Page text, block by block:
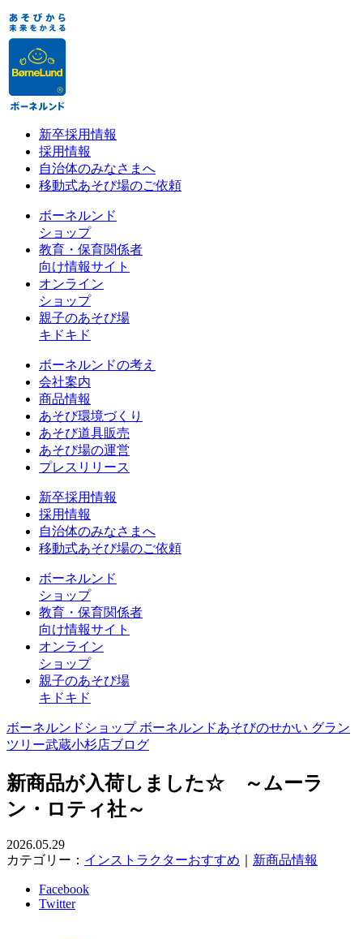
新卒採用情報
採用情報
自治体のみなさまへ
移動式あそび場のご依頼
ボーネルンド
ショップ
教育・保育関係者
向け情報サイト
オンライン
ショップ
親子のあそび場
キドキド
ボーネルンドの考え
会社案内
商品情報
あそび環境づくり
あそび道具販売
あそび場の運営
プレスリリース
新卒採用情報
採用情報
自治体のみなさまへ
移動式あそび場のご依頼
ボーネルンド
ショップ
教育・保育関係者
向け情報サイト
オンライン
ショップ
親子のあそび場
キドキド
ボーネルンドショップ ボーネルンドあそびのせかい グラン
ツリー武蔵小杉店ブログ
新商品が入荷しました☆ ～ムーラ
ン・ロティ社～
2026.05.29
カテゴリー： インストラクターおすすめ 新商品情報
Facebook
Twitter